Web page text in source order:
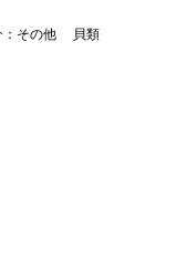
：その他 貝類